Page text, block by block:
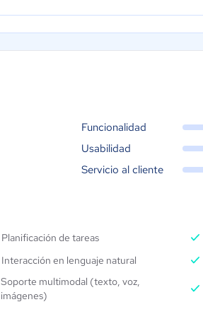
Funcionalidad
Usabilidad
Servicio al cliente
Planificación de tareas
Interacción en lenguaje natural
Soporte multimodal (texto, voz,
imágenes)